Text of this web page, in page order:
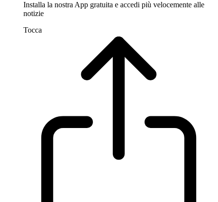
Installa la nostra App gratuita e accedi più velocemente alle
notizie
Tocca